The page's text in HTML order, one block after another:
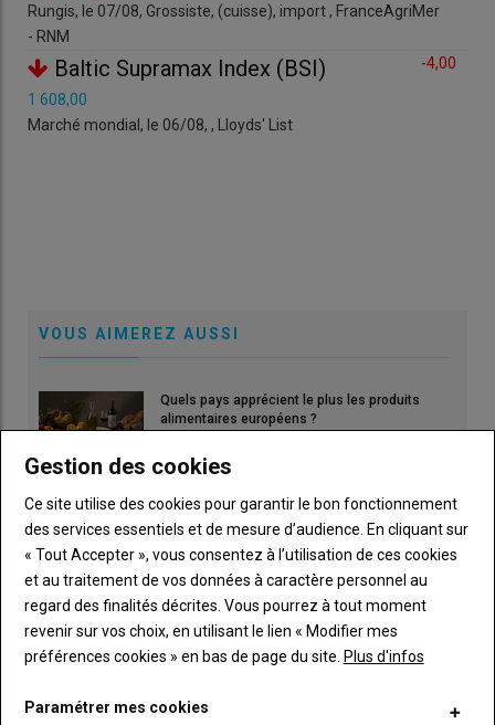
Rungis, le 07/08, Grossiste, (cuisse), import , FranceAgriMer
- RNM
Baltic Supramax Index (BSI)
1 608,00
Marché mondial, le 06/08, , Lloyds' List
-4,00
VOUS AIMEREZ AUSSI
Quels pays apprécient le plus les produits
alimentaires européens ?
Poulet : les exportations chinoises bondissent
de 51 % début 2026
06 août 2026
Les chiffres du succès de l’AOP jambon de
06 août 2026
vers les pays-tiers
Gestion des cookies
Ce site utilise des cookies pour garantir le bon fonctionnement
des services essentiels et de mesure d’audience. En cliquant sur
« Tout Accepter », vous consentez à l’utilisation de ces cookies
et au traitement de vos données à caractère personnel au
regard des finalités décrites. Vous pourrez à tout moment
revenir sur vos choix, en utilisant le lien « Modifier mes
préférences cookies » en bas de page du site. Plus d'infos
Paramétrer mes cookies